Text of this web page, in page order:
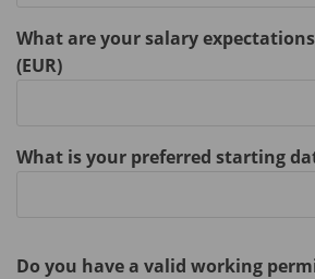
What are your salary
(EUR)
What is your preferred starting
Do you have a valid working